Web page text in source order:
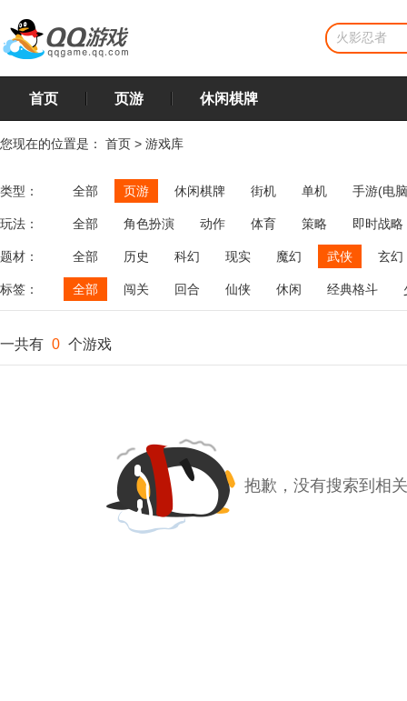
首页 页游 休闲棋牌
您现在的位置是： 首页 > 游戏库
类型： 全部 页游 休闲棋牌 街机 单机 手游(电
玩法： 全部 角色扮演 动作 体育 策略
即时战略
飞行
恋爱 第三人称射击 棋类 牌类 麻将
题材： 全部 历史 科幻 现实 魔幻 武侠 玄幻
标签： 全部 闯关 回合 仙侠 休闲 经典格斗
一共有 0 个游戏
抱歉，没有搜索到相